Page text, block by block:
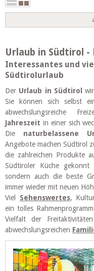
Urlaub in Südtirol -
Interessantes und
Südtirolurlaub
Der Urlaub in Südtirol
Sie können sich selbst
abwechslungsreiche
Jahreszeit in einer sich
Die naturbelassene
Angebote machen Südtirol
die zahlreichen Produkte
Südtiroler Küche
sondern auch die beste
immer wieder mit neuen
Viel Sehenswertes,
ein tolles
Vielfalt der
abwechslungsreichen